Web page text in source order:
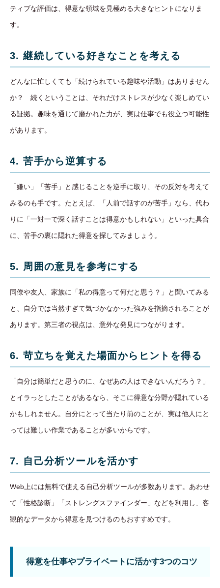
ティブな評価は、得意な領域を見極める大きなヒントになりま
す。
3. 継続している好きなことを考える
どんなに忙しくても「続けられている趣味や活動」はありません
か？ 続くということは、それだけストレスが少なく楽しめてい
る証拠。趣味を通じて磨かれた力が、実は仕事でも役立つ可能性
があります。
4. 苦手から逆算する
「嫌い」「苦手」と感じることを逆手に取り、その反対を考えて
みるのも手です。たとえば、「人前で話すのが苦手」なら、代わ
りに「一対一で深く話すことは得意かもしれない」といった具合
に、苦手の裏に隠れた得意を探してみましょう。
5. 周囲の意見を参考にする
同僚や友人、家族に「私の得意って何だと思う？」と聞いてみる
と、自分では当然すぎて気づかなかった強みを指摘されることが
あります。第三者の視点は、意外な発見につながります。
6. 苛立ちを覚えた場面からヒントを得る
「自分は簡単だと思うのに、なぜあの人はできないんだろう？」
とイラっとしたことがあるなら、そこに得意な分野が隠れている
かもしれません。自分にとって当たり前のことが、実は他人にと
っては難しい作業であることが多いからです。
7. 自己分析ツールを活かす
Web上には無料で使える自己分析ツールが多数あります。あわせ
て「性格診断」「ストレングスファインダー」などを利用し、客
観的なデータから得意を見つけるのもおすすめです。
得意を仕事やプライベートに活かす3つのコツ